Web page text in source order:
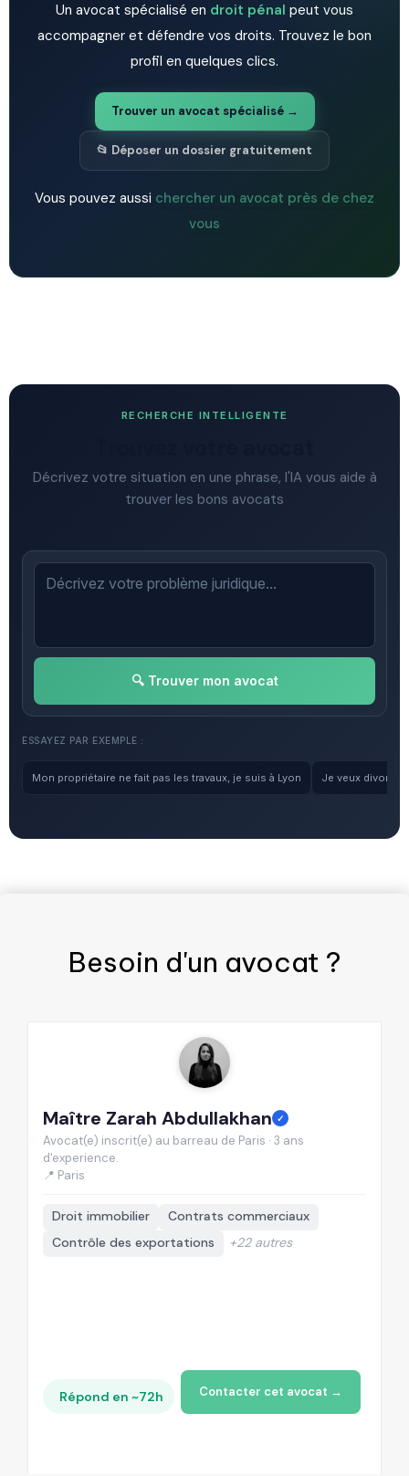
Un avocat spécialisé en droit pénal peut vous
accompagner et défendre vos droits. Trouvez le bon
profil en quelques clics.
Trouver un avocat spécialisé →
📂 Déposer un dossier gratuitement
Vous pouvez aussi chercher un avocat près de chez
vous
RECHERCHE INTELLIGENTE
Décrivez votre situation en une phrase, l'IA vous aide à
trouver les bons avocats
🔍 Trouver mon avocat
ESSAYEZ PAR EXEMPLE :
Mon propriétaire ne fait pas les travaux, je suis à Lyon Je veux
Besoin d'un avocat ?
Maître Zarah Abdullakhan ✓
Avocat(e) inscrit(e) au barreau de Paris · 3 ans
d'experience.
📍 Paris
Droit immobilier
Contrats commerciaux
Contrôle des exportations
+22 autres
Répond en ~72h Contacter cet avocat →